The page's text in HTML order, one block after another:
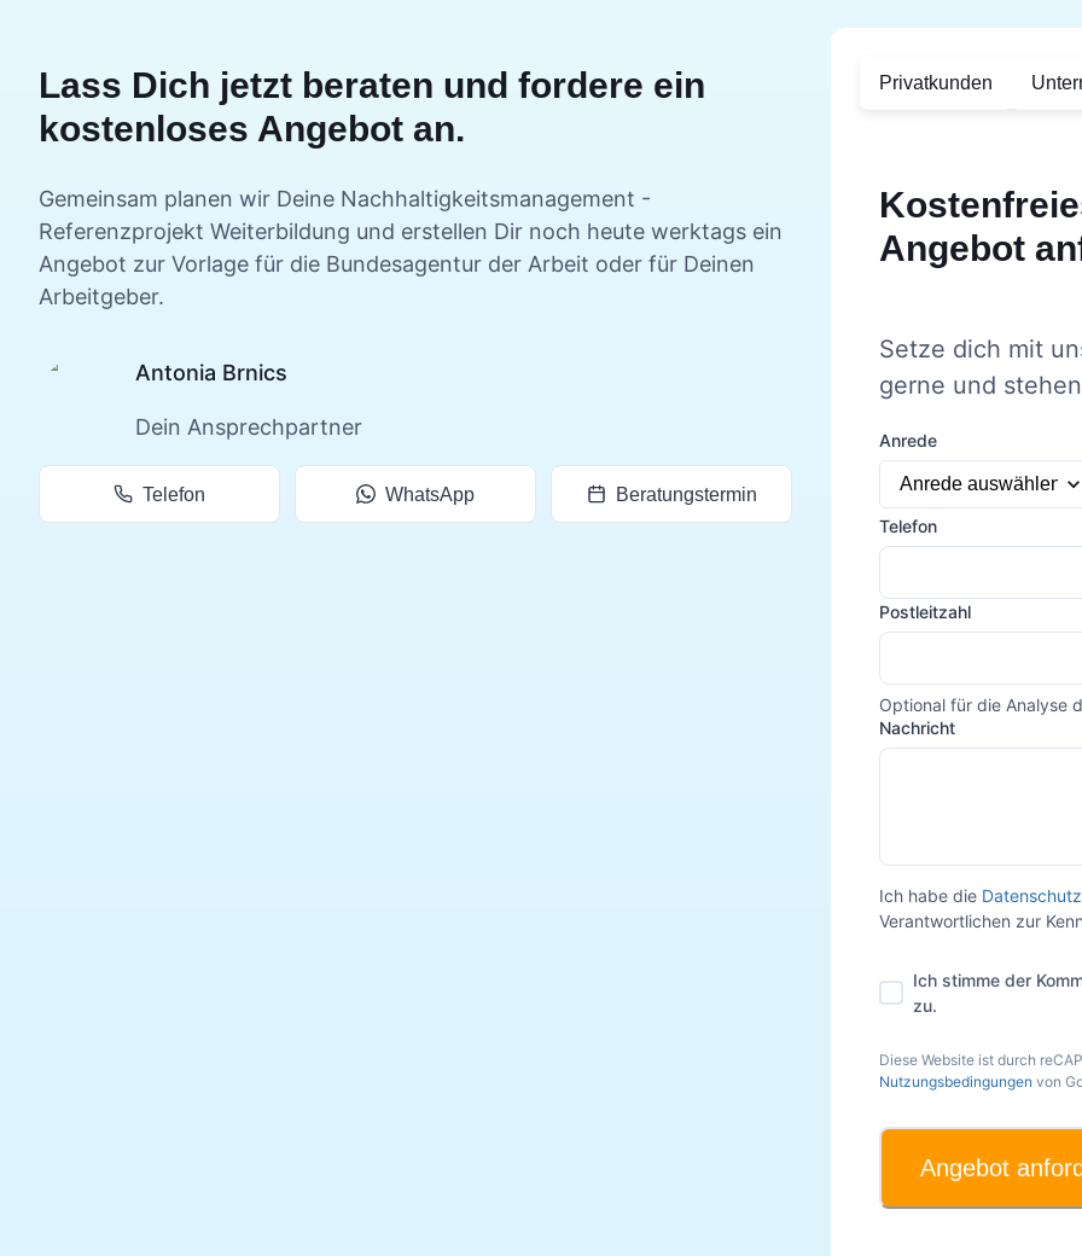
Lass Dich jetzt beraten und fordere ein
kostenloses Angebot an.
Gemeinsam planen wir Deine Nachhaltigkeitsmanagement -
Referenzprojekt Weiterbildung und erstellen Dir noch heute werktags ein
Angebot zur Vorlage für die Bundesagentur der Arbeit oder für Deinen
Arbeitgeber.
Antonia Brnics
Dein Ansprechpartner
Telefon WhatsApp Beratungstermin
Privatkunden
Angebot
Setze dich mit
gerne und
Anrede
Telefon
Postleitzahl
Optional für die Analyse
Nachricht
Ich habe die
Verantwortlichen zur
Ich stimme der
zu.
Diese Website ist durch
Nutzungsbedingungen von
Angebot